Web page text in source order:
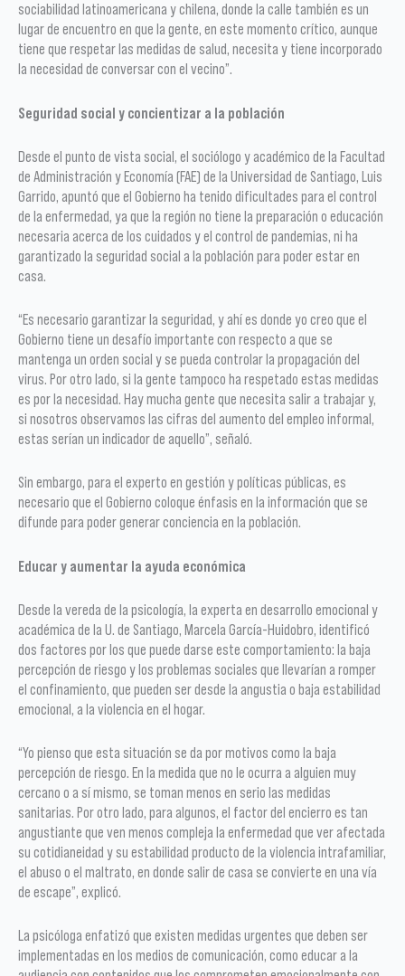
sociabilidad latinoamericana y chilena, donde la calle también es un
lugar de encuentro en que la gente, en este momento crítico, aunque
tiene que respetar las medidas de salud, necesita y tiene incorporado
la necesidad de conversar con el vecino”.
Seguridad social y concientizar a la población
Desde el punto de vista social, el sociólogo y académico de la Facultad
de Administración y Economía (FAE) de la Universidad de Santiago, Luis
Garrido, apuntó que el Gobierno ha tenido dificultades para el control
de la enfermedad, ya que la región no tiene la preparación o educación
necesaria acerca de los cuidados y el control de pandemias, ni ha
garantizado la seguridad social a la población para poder estar en
casa.
“Es necesario garantizar la seguridad, y ahí es donde yo creo que el
Gobierno tiene un desafío importante con respecto a que se
mantenga un orden social y se pueda controlar la propagación del
virus. Por otro lado, si la gente tampoco ha respetado estas medidas
es por la necesidad. Hay mucha gente que necesita salir a trabajar y,
si nosotros observamos las cifras del aumento del empleo informal,
estas serían un indicador de aquello”, señaló.
Sin embargo, para el experto en gestión y políticas públicas, es
necesario que el Gobierno coloque énfasis en la información que se
difunde para poder generar conciencia en la población.
Educar y aumentar la ayuda económica
Desde la vereda de la psicología, la experta en desarrollo emocional y
académica de la U. de Santiago, Marcela García-Huidobro, identificó
dos factores por los que puede darse este comportamiento: la baja
percepción de riesgo y los problemas sociales que llevarían a romper
el confinamiento, que pueden ser desde la angustia o baja estabilidad
emocional, a la violencia en el hogar.
“Yo pienso que esta situación se da por motivos como la baja
percepción de riesgo. En la medida que no le ocurra a alguien muy
cercano o a sí mismo, se toman menos en serio las medidas
sanitarias. Por otro lado, para algunos, el factor del encierro es tan
angustiante que ven menos compleja la enfermedad que ver afectada
su cotidianeidad y su estabilidad producto de la violencia intrafamiliar,
el abuso o el maltrato, en donde salir de casa se convierte en una vía
de escape”, explicó.
La psicóloga enfatizó que existen medidas urgentes que deben ser
implementadas en los medios de comunicación, como educar a la